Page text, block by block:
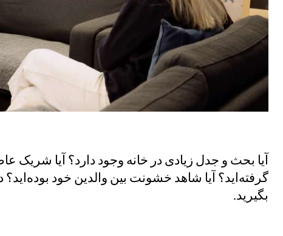
آیا بحث و جدل زیادی در خانه وجود دارد؟ آیا
گرفته‌اید؟ آیا شاهد خشونت بین والدین خود
بگیرید.